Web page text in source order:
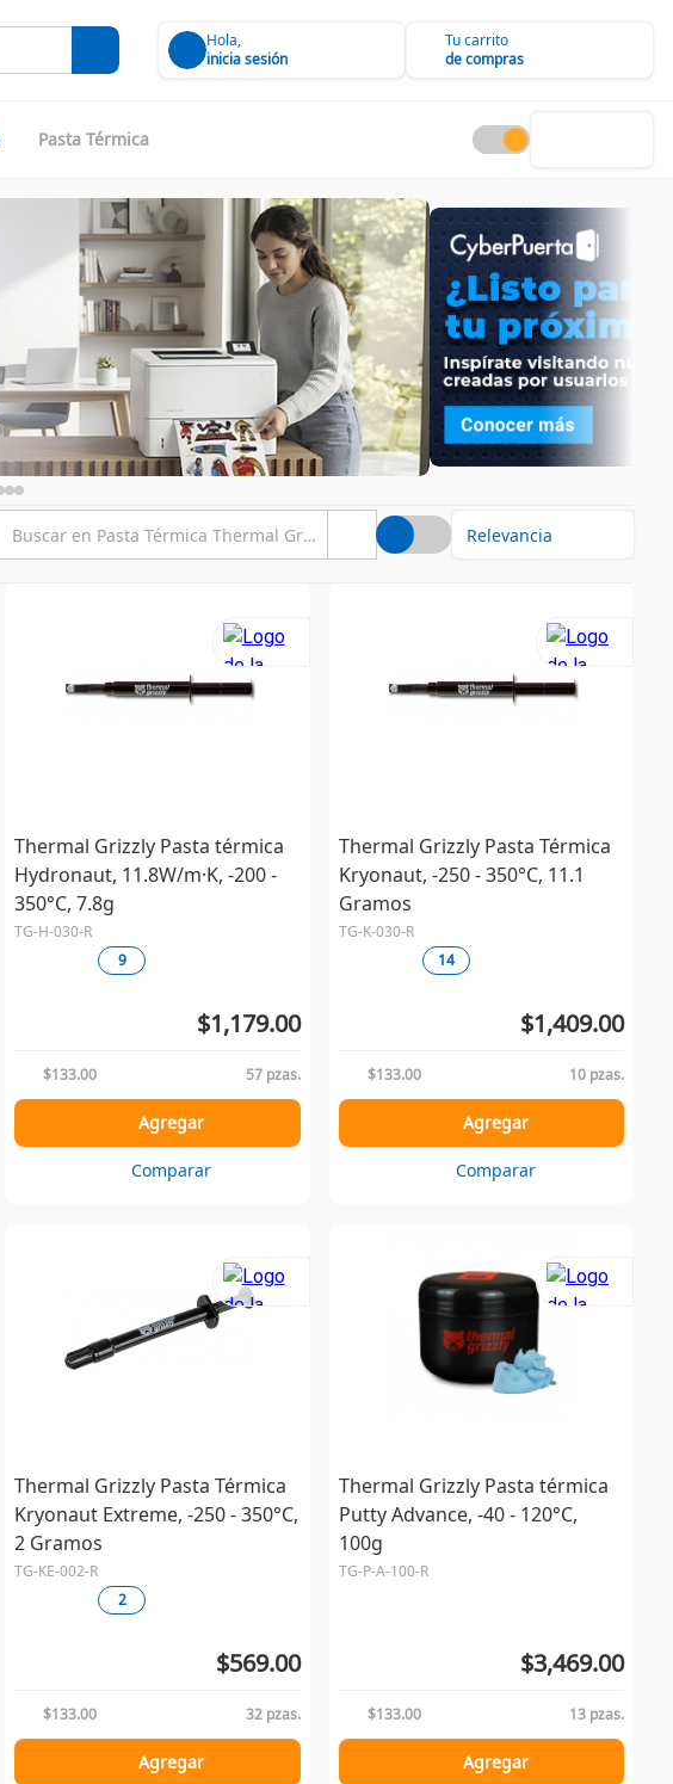
Hola,
inicia sesión
Tu carrito
de compras
Pasta Térmica
Thermal Grizzly Pasta térmica
Hydronaut, 11.8W/m·K, -200 -
350°C, 7.8g
TG-H-030-R
9
$1,179.00
$133.00 57 pzas.
Agregar
Comparar
Thermal Grizzly Pasta Térmica
Kryonaut, -250 - 350°C, 11.1
Gramos
TG-K-030-R
14
$1,409.00
$133.00 10 pzas.
Agregar
Comparar
Thermal Grizzly Pasta Térmica
Kryonaut Extreme, -250 - 350°C,
2 Gramos
TG-KE-002-R
2
$569.00
$133.00 32 pzas.
Agregar
Thermal Grizzly Pasta térmica
Putty Advance, -40 - 120°C,
100g
TG-P-A-100-R
$3,469.00
$133.00 13 pzas.
Agregar